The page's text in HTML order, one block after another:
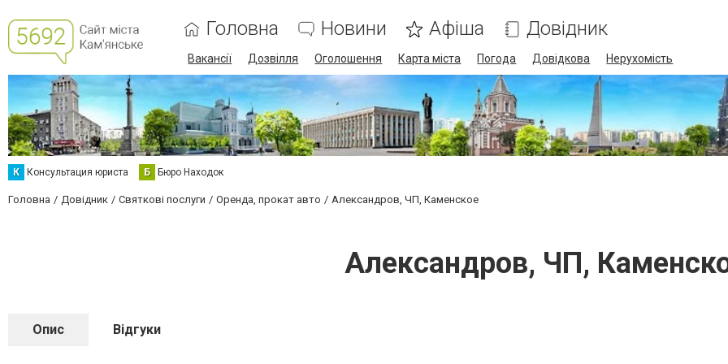
Головна Новини Афіша Довідник
Вакансії Дозвілля Оголошення Карта міста Погода Довідкова Нерухомість
К Консультация юриста Б Бюро Находок
Головна Довідник Святкові послуги Оренда, прокат авто Александров, ЧП, Каменское
Александров, ЧП,
Опис Відгуки